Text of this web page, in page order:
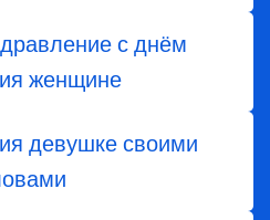
с днём
женщине
девушке своими